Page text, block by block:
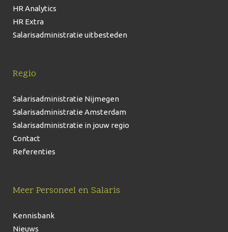
HR Analytics
HR Extra
Salarisadministratie uitbesteden
Regio
Salarisadministratie Nijmegen
Salarisadministratie Amsterdam
Salarisadministratie in jouw regio
Contact
Referenties
Meer Personeel en Salaris
Kennisbank
Nieuws